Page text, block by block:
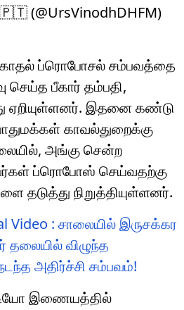
(@UrsVinodhDHFM)
ப்ரொபோசல் சம்பவத்தை
செய்த பீகார் தம்பதி,
ஏறியுள்ளனர். இதனை கண்டு
காவல்துறைக்கு
அங்கு சென்ற
ப்ரொபோஸ் செய்வதற்கு
தடுத்து நிறுத்தியுள்ளனர்.
Video : சாலையில் இருசக்கர
விழுந்த
அதிர்ச்சி சம்பவம்!
இணையத்தில்